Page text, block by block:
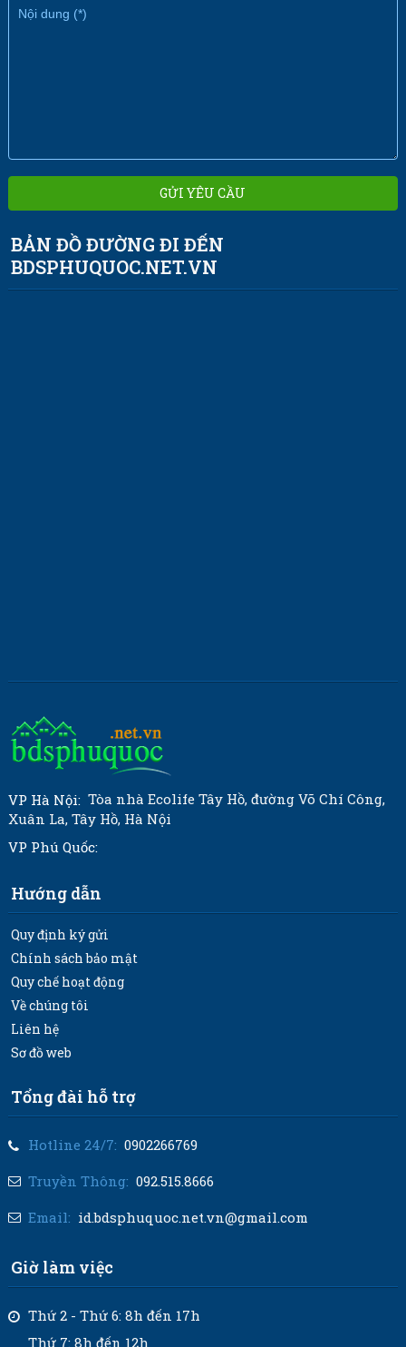
BẢN ĐỒ ĐƯỜNG ĐI ĐẾN
BDSPHUQUOC.NET.VN
VP Hà Nội: Tòa nhà Ecolife Tây Hồ, đường Võ Chí Công,
Xuân La, Tây Hồ, Hà Nội
VP Phú Quốc:
Hướng dẫn
Quy định ký gửi
Chính sách bảo mật
Quy chế hoạt động
Về chúng tôi
Liên hệ
Sơ đồ web
Tổng đài hỗ trợ
Hotline 24/7: 0902266769
Truyền Thông: 092.515.8666
Email: id.bdsphuquoc.net.vn@gmail.com
Giờ làm việc
Thứ 2 - Thứ 6: 8h đến 17h
Thứ 7: 8h đến 12h